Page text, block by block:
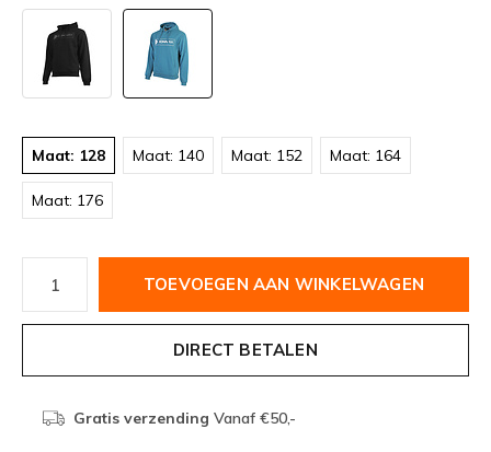
Maat: 128 Maat: 140 Maat: 152 Maat: 164
Maat: 176
TOEVOEGEN AAN WINKELWAGEN
DIRECT BETALEN
Gratis verzending Vanaf €50,-